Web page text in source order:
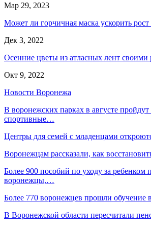
Мар 29, 2023
Может ли горчичная маска ускорить рост
Дек 3, 2022
Осенние цветы из атласных лент своими
Окт 9, 2022
Новости Воронежа
В воронежских парках в августе
спортивные…
Центры для семей с младенцами
Воронежцам рассказали, как
Более 900 пособий по уходу за ребенком
воронежцы,…
Более 770 воронежцев прошли обучение
В Воронежской области пересчитали